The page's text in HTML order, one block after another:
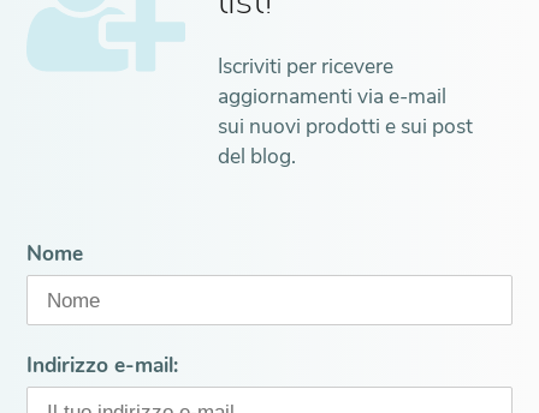
Iscriviti per ricevere
aggiornamenti via e-mail
sui nuovi prodotti e sui post
del blog.
Nome
Indirizzo e-mail: